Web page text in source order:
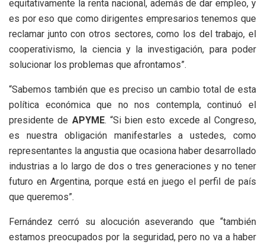
equitativamente la renta nacional, además de dar empleo, y
es por eso que como dirigentes empresarios tenemos que
reclamar junto con otros sectores, como los del trabajo, el
cooperativismo, la ciencia y la investigación, para poder
solucionar los problemas que afrontamos”.
“Sabemos también que es preciso un cambio total de esta
política económica que no nos contempla, continuó el
presidente de APYME. “Si bien esto excede al Congreso,
es nuestra obligación manifestarles a ustedes, como
representantes la angustia que ocasiona haber desarrollado
industrias a lo largo de dos o tres generaciones y no tener
futuro en Argentina, porque está en juego el perfil de país
que queremos”.
Fernández cerró su alocución aseverando que “también
estamos preocupados por la seguridad, pero no va a haber